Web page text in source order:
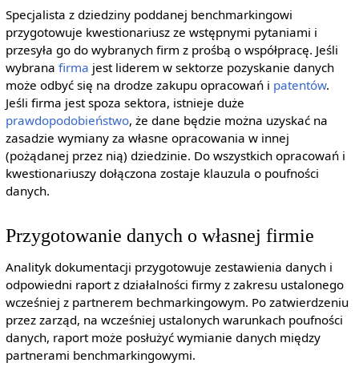
Specjalista z dziedziny poddanej benchmarkingowi
przygotowuje kwestionariusz ze wstępnymi pytaniami i
przesyła go do wybranych firm z prośbą o współpracę. Jeśli
wybrana firma jest liderem w sektorze pozyskanie danych
może odbyć się na drodze zakupu opracowań i patentów.
Jeśli firma jest spoza sektora, istnieje duże
prawdopodobieństwo, że dane będzie można uzyskać na
zasadzie wymiany za własne opracowania w innej
(pożądanej przez nią) dziedzinie. Do wszystkich opracowań i
kwestionariuszy dołączona zostaje klauzula o poufności
danych.
Przygotowanie danych o własnej firmie
Analityk dokumentacji przygotowuje zestawienia danych i
odpowiedni raport z działalności firmy z zakresu ustalonego
wcześniej z partnerem bechmarkingowym. Po zatwierdzeniu
przez zarząd, na wcześniej ustalonych warunkach poufności
danych, raport może posłużyć wymianie danych między
partnerami benchmarkingowymi.